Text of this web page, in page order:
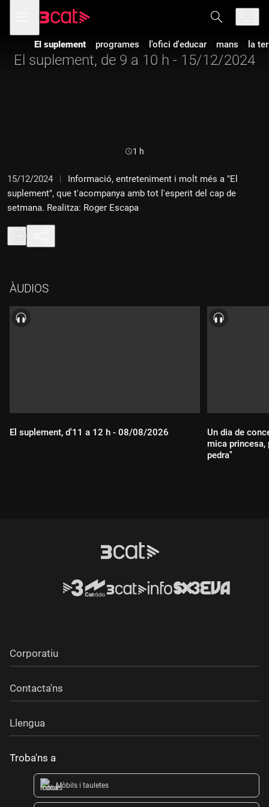
navegació
principal
menú
de
El suplement programes l'ofici d'educar mans la
El suplement, de 9 a 10 h - 15/12/2024
Durada:
1 h
15/12/2024
Informació, entreteniment i molt més a "El
suplement", que t'acompanya amb tot l'esperit del cap de
setmana. Realitza: Roger Escapa
ÀUDIOS
El suplement, d'11 a 12 h - 08/08/2026
Un dia de
mica princesa,
pedra"
Corporatiu
Contacta'ns
Llengua
Troba'ns a
Mòbils i tauletes